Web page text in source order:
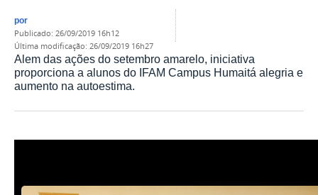
por
publicado: 26/09/2019 16h12
última modificação: 26/09/2019 16h27
Alem das ações do setembro amarelo, iniciativa
proporciona a alunos do IFAM Campus Humaitá alegria e
aumento na autoestima.